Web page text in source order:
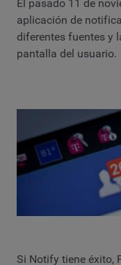
El pasado 11 de
aplicación de
diferentes fuentes y
pantalla del usuario.
Si Notify tiene éxito,